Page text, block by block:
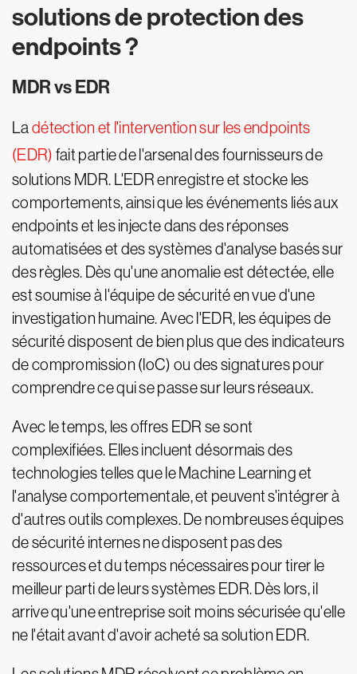
solutions de protection des
endpoints ?
MDR vs EDR
La détection et l'intervention sur les endpoints
(EDR) fait partie de l'arsenal des fournisseurs de
solutions MDR. L'EDR enregistre et stocke les
comportements, ainsi que les événements liés aux
endpoints et les injecte dans des réponses
automatisées et des systèmes d'analyse basés sur
des règles. Dès qu'une anomalie est détectée, elle
est soumise à l'équipe de sécurité en vue d'une
investigation humaine. Avec l'EDR, les équipes de
sécurité disposent de bien plus que des indicateurs
de compromission (loC) ou des signatures pour
comprendre ce qui se passe sur leurs réseaux.
Avec le temps, les offres EDR se sont
complexifiées. Elles incluent désormais des
technologies telles que le Machine Learning et
l'analyse comportementale, et peuvent s'intégrer à
d'autres outils complexes. De nombreuses équipes
de sécurité internes ne disposent pas des
ressources et du temps nécessaires pour tirer le
meilleur parti de leurs systèmes EDR. Dès lors, il
arrive qu'une entreprise soit moins sécurisée qu'elle
ne l'était avant d'avoir acheté sa solution EDR.